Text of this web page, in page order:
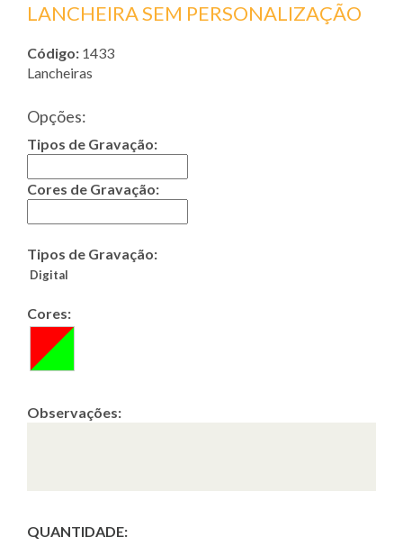
LANCHEIRA SEM PERSONALIZAÇÃO
Código: 1433
Lancheiras
Opções:
Tipos de Gravação:
Cores de Gravação:
Tipos de Gravação:
Digital
Cores:
Observações:
QUANTIDADE: